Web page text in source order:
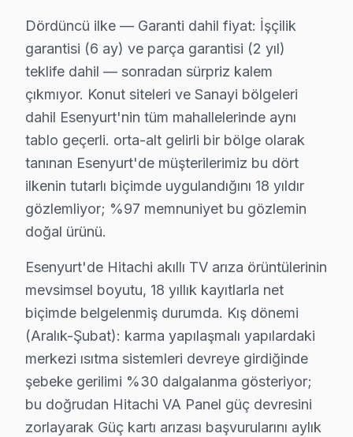
Yenikent'de Hitachi TV ekran değişimi gerekebilir mi?
Yenikent Hitachi Anakart Tamiri →
Yeşilkent Hitachi Servis
Hitachi TV'nizin Yeşilkent adresine gelen ekibimiz
Esenyurt TV Servis Merkezi →
Yunus Emre Hitachi Servis
Yunus Emre mahallesi Hitachi TV servis hattımız günlük
Esenyurt Hitachi TV Servis Hizmet Bölgesi
Esenyurt bölgesine kapıya gelen Hitachi TV tamir servisi
Dördüncü ilke — Garanti dahil fiyat: İşçilik
garantisi (6 ay) ve parça garantisi (2 yıl)
teklife dahil — sonradan sürpriz kalem
çıkmıyor. Konut siteleri ve Sanayi bölgeleri
dahil Esenyurt'nin tüm mahallelerinde aynı
tablo geçerli. orta-alt gelirli bir bölge olarak
tanınan Esenyurt'de müşterilerimiz bu dört
ilkenin tutarlı biçimde uygulandığını 18 yıldır
gözlemliyor; %97 memnuniyet bu gözlemin
doğal ürünü.
Esenyurt'de Hitachi akıllı TV arıza örüntülerinin
mevsimsel boyutu, 18 yıllık kayıtlarla net
biçimde belgelenmiş durumda. Kış dönemi
(Aralık-Şubat): karma yapılaşmalı yapılardaki
merkezi ısıtma sistemleri devreye girdiğinde
şebeke gerilimi %30 dalgalanma gösteriyor;
bu doğrudan Hitachi VA Panel güç devresini
zorlayarak Güç kartı arızası başvurularını aylık